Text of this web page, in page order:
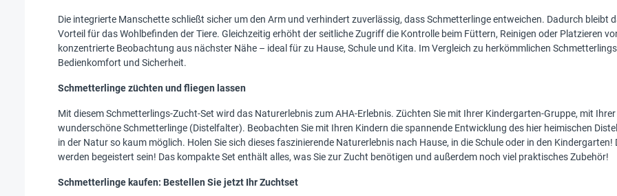
Die integrierte Manschette schließt sicher um den Arm und verhindert zuverlässig, dass Schmetterlinge entweichen. Dadurch bleibt
Vorteil für das Wohlbefinden der Tiere. Gleichzeitig erhöht der seitliche Zugriff die Kontrolle beim Füttern, Reinigen oder Platzieren
konzentrierte Beobachtung aus nächster Nähe – ideal für zu Hause, Schule und Kita. Im Vergleich zu herkömmlichen
Bedienkomfort und Sicherheit.
Schmetterlinge züchten und fliegen lassen
Mit diesem Schmetterlings-Zucht-Set wird das Naturerlebnis zum AHA-Erlebnis. Züchten Sie mit Ihrer Kindergarten-Gruppe, mit
wunderschöne Schmetterlinge (Distelfalter). Beobachten Sie mit Ihren Kindern die spannende Entwicklung des hier heimischen
in der Natur so kaum möglich. Holen Sie sich dieses faszinierende Naturerlebnis nach Hause, in die Schule oder in den
werden begeistert sein! Das kompakte Set enthält alles, was Sie zur Zucht benötigen und außerdem noch viel praktisches Zubehör!
Schmetterlinge kaufen: Bestellen Sie jetzt Ihr Zuchtset